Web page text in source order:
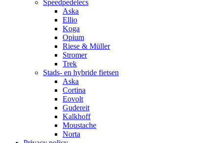
Speedpedelecs
Aska
Ellio
Koga
Opium
Riese & Müller
Stromer
Trek
Stads- en hybride fietsen
Aska
Cortina
Eovolt
Gudereit
Kalkhoff
Moustache
Norta